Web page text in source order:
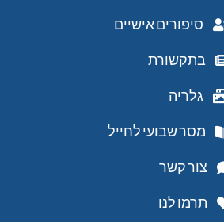
סיפורים אישיים
בתקשורת
גלריה
מסר שבועי לחייל
צור קשר
תרמו לנו